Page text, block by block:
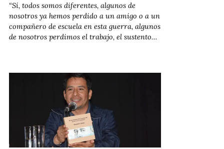
“Sí, todos somos diferentes, algunos de
nosotros ya hemos perdido a un amigo o a un
compañero de escuela en esta guerra, algunos
de nosotros perdimos el trabajo, el sustento…